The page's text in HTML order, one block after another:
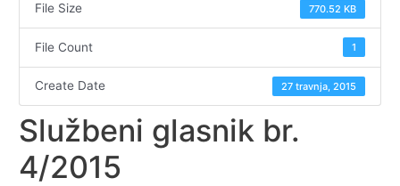
File Size 770.52 KB
File Count 1
Create Date 27 travnja, 2015
Službeni glasnik br.
4/2015